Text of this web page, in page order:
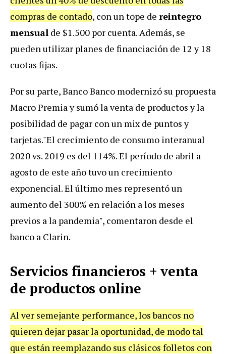
compras de contado, con un tope de reintegro
mensual de $1.500 por cuenta. Además, se
pueden utilizar planes de financiación de 12 y 18
cuotas fijas.
Por su parte, Banco Banco modernizó su propuesta
Macro Premia y sumó la venta de productos y la
posibilidad de pagar con un mix de puntos y
tarjetas."El crecimiento de consumo interanual
2020 vs. 2019 es del 114%. El período de abril a
agosto de este año tuvo un crecimiento
exponencial. El último mes representó un
aumento del 300% en relación a los meses
previos a la pandemia", comentaron desde el
banco a Clarin.
Servicios financieros + venta
de productos online
Al ver semejante performance, los bancos no
quieren dejar pasar la oportunidad, de modo tal
que están reemplazando sus clásicos folletos con